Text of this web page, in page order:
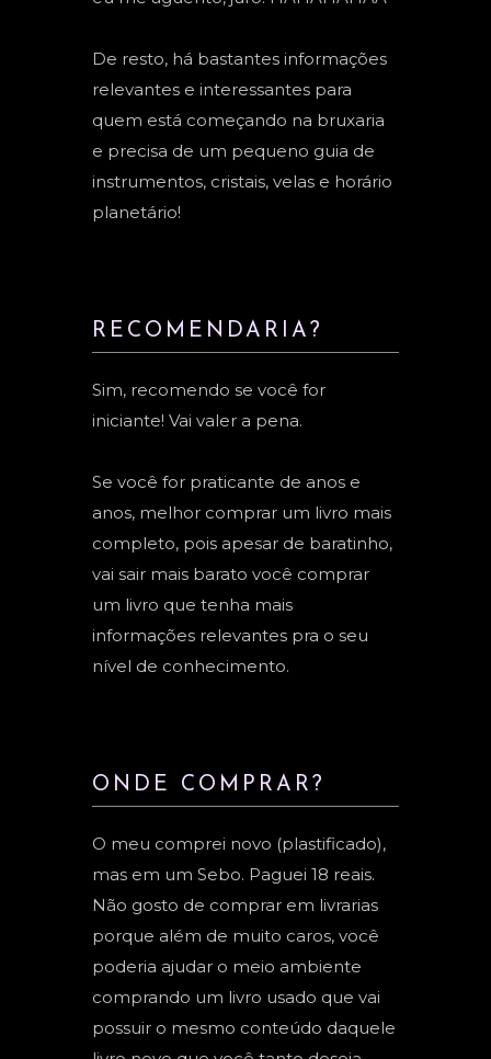
De resto, há bastantes informações
relevantes e interessantes para
quem está começando na bruxaria
e precisa de um pequeno guia de
instrumentos, cristais, velas e horário
planetário!
RECOMENDARIA?
Sim, recomendo se você for
iniciante! Vai valer a pena.
Se você for praticante de anos e
anos, melhor comprar um livro mais
completo, pois apesar de baratinho,
vai sair mais barato você comprar
um livro que tenha mais
informações relevantes pra o seu
nível de conhecimento.
ONDE COMPRAR?
O meu comprei novo (plastificado),
mas em um Sebo. Paguei 18 reais.
Não gosto de comprar em livrarias
porque além de muito caros, você
poderia ajudar o meio ambiente
comprando um livro usado que vai
possuir o mesmo conteúdo daquele